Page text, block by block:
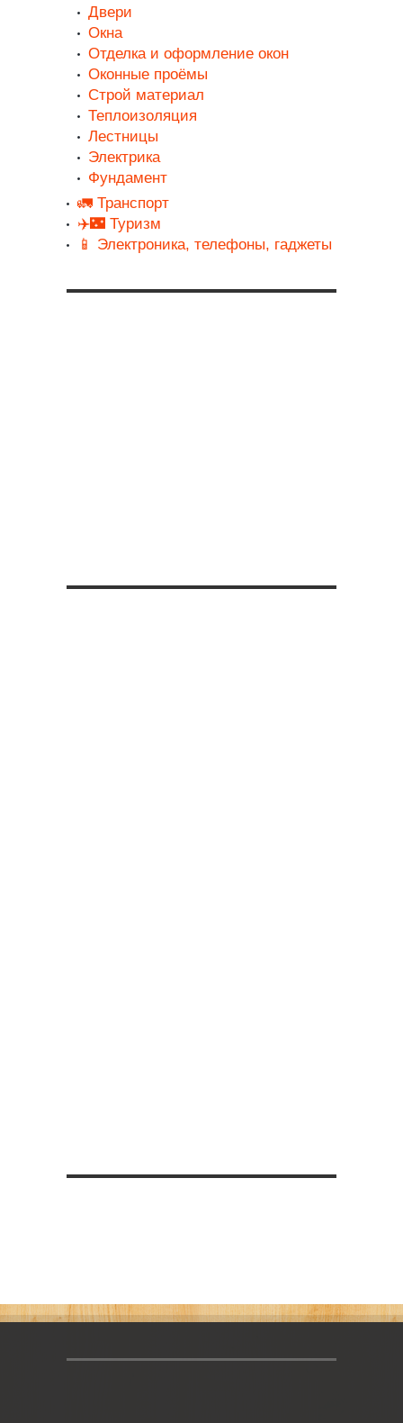
Двери
Окна
Отделка и оформление окон
Оконные проёмы
Строй материал
Теплоизоляция
Лестницы
Электрика
Фундамент
🚛 Транспорт
✈️🌃 Туризм
📱 Электроника, телефоны, гаджеты